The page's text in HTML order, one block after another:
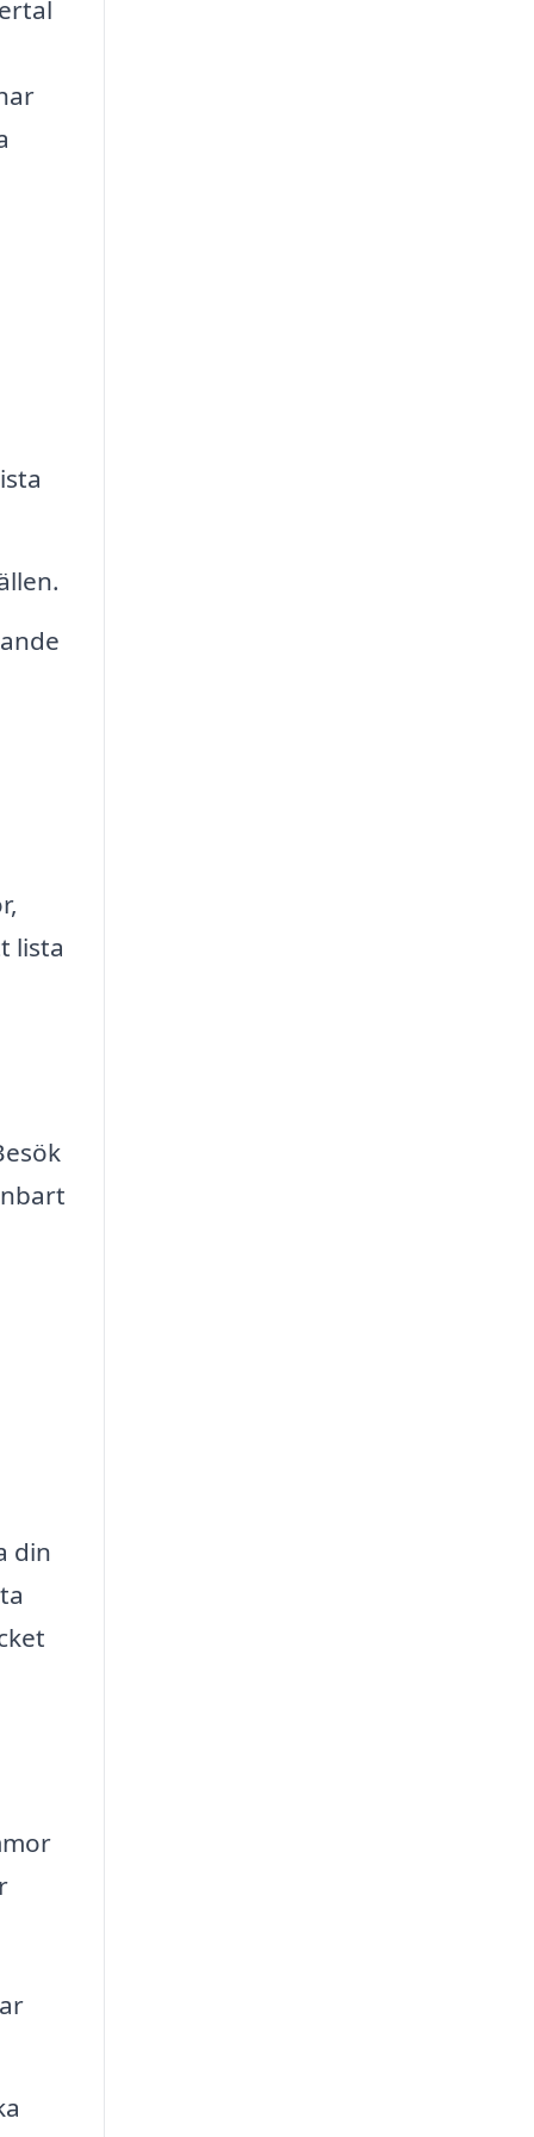
lista
din